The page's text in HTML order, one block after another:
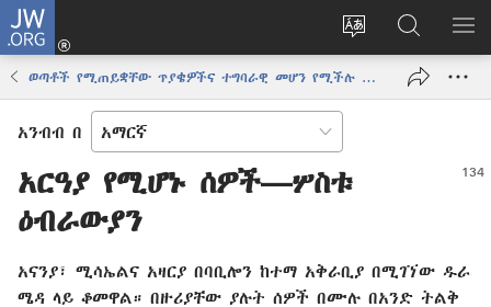
JW.ORG
የድረ
ግባ
(አዲስ
JW.ORG
ላይ
መፈለጊያ
አንብብ በ
አርዓያ የሚሆኑ ሰዎች​—ሦስቱ
ዕብራውያን
አናንያ፣ ሚሳኤልና አዛርያ በባቢሎን ከተማ አቅራቢያ በሚገኘው ዱራ
ሜዳ ላይ ቆመዋል። በዙሪያቸው ያሉት ሰዎች በሙሉ በአንድ ትልቅ